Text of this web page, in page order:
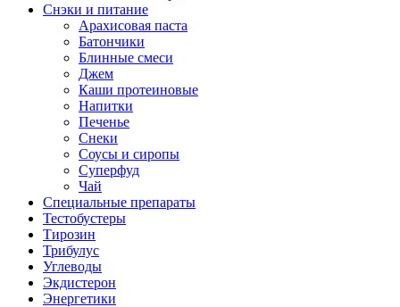
Снэки и питание
Арахисовая паста
Батончики
Блинные смеси
Джем
Каши протеиновые
Напитки
Печенье
Снеки
Соусы и сиропы
Суперфуд
Чай
Специальные препараты
Тестобустеры
Тирозин
Трибулус
Углеводы
Экдистерон
Энергетики